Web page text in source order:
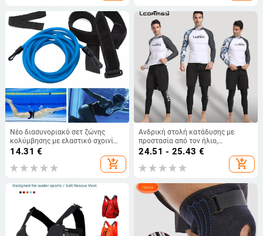
βατράχων σιλικόνης κοντά
Νέο διασυνοριακό σετ ζώνης
κολύμβησης με ελαστικό σχοινί
για αντοχή και δύναμη, ζώνη
διασυνοριακό σκοπό
14.31 €
add_shopping_cart
Ανδρική στολή κατάδυσης με
προστασία από τον ήλιο,
μακρυμάνικη, γρήγορο στέγνωμα,
24.51 - 25.43 €
add_shopping_cart